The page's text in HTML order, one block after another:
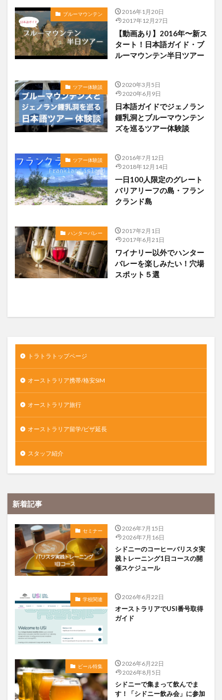
ブルーマウンテン
2016年1月20日
2017年12月27日
【動画あり】2016年〜新ス
タート！日本語ガイド・ブ
ルーマウンテン半日ツアー
ツアー体験談
2020年3月5日
2020年6月9日
日本語ガイドでジェノラン
鍾乳洞とブルーマウンテン
ズを巡るツアー体験談
ツアー体験談
2016年7月12日
2018年12月14日
一日100人限定のグレート
バリアリーフの島・フラン
クランド島
ハンターバレー
2017年2月1日
2017年6月21日
ワイナリー以外でハンター
バレーを楽しみたい！穴場
スポット５選
トラトラトップページ
オーストラリア携帯/格安SIM
オーストラリア旅行
オーストラリア留学/ビザ延長
スタッフ紹介
新着記事
セミナー
2026年7月15日
2026年7月16日
シドニーのコーヒーバリスタ実
践トレーニング1日コースの開
催スケジュール
学校関連 2026年6月22日
オーストラリアでUSI番号取得
ガイド
ビール特集
2026年6月22日
2026年8月5日
シドニーで集まって飲んでま
す！「シドニー飲み会」に参加